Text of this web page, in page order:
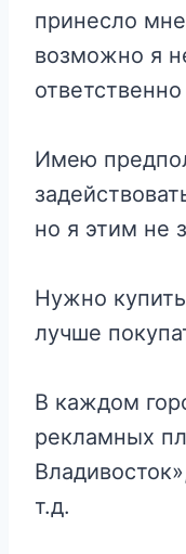
принесло
возможно я
Имею
но я этим не
Нужно
лучше
В каждом
рекламных
т.д.